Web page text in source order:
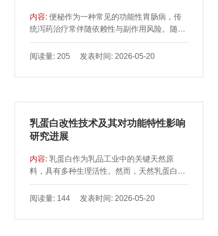
偏差；实时荧光定量PCR法耗时短、结果准
确，适合推广；MALDI-TOF MS法耗时最短，
但设备要求高，难以在基层机构普及。综上，
传统生理生化法、实时荧光定量PCR法和
定的标准方法。本研究结果可为相关国家标准
内容:便秘作为一种常见的功能性胃肠病，传
统泻药治疗常伴随依赖性与副作用风险。随着
肠道菌群失调在便秘发病机制中的关键作用日
益明确，微生态调控已成为新型治疗策略的核
过协同效应，展现出显著的治疗潜力：益生元
化肠道菌群结构，提升短链脂肪酸产量，进而
蠕动。临床研究表明，特定合生元制剂在改善
排便频率、粪便性状及整体症状方面优于单一
代谢”多通路的协同放大效应。未来研究应聚焦
于基于菌群功能预测的个性化合生元方案开
发，开展大规模功能验证型临床试验，并探索
其与新型递送系统及功能性食品载体的整合应
阅读量: 205 发表时间: 2026-05-20
乳蛋白改性技术及其对功能特性影响
研究进展
内容:乳蛋白作为乳品工业中的关键天然原
料，具有多种生理活性。然而，天然乳蛋白热
稳定性、溶解性和凝胶特性等关键功能特性仍
存在缺陷，制约其在乳品加工中的应用。为解
分子结构，不仅能够改善其基础功能，还能挖
阅读量: 144 发表时间: 2026-05-20